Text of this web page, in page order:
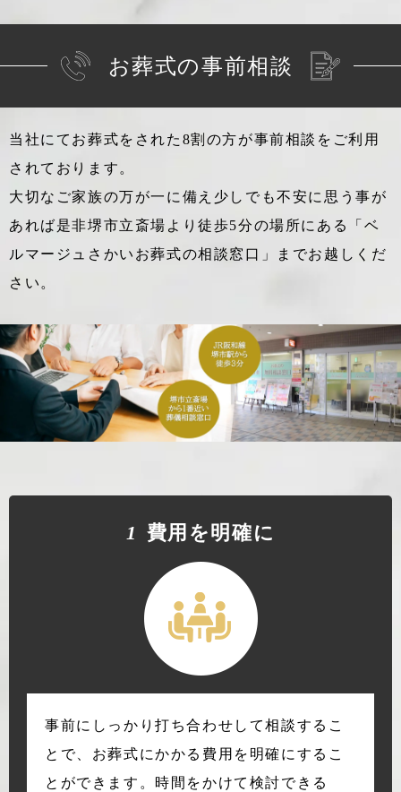
お葬式の事前相談
当社にてお葬式をされた8割の方が事前相談をご利用
されております。
大切なご家族の万が一に備え少しでも不安に思う事が
あれば是非堺市立斎場より徒歩5分の場所にある「ベ
ルマージュさかいお葬式の相談窓口」までお越しくだ
さい。
1 費⽤を明確に
事前にしっかり打ち合わせして相談するこ
とで、お葬式にかかる費用を明確にするこ
とができます。時間をかけて検討できる